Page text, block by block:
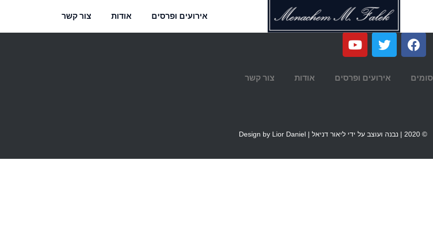
אירועים ופרסים אודות צור קשר
אירועים ופרסים אודות צור קשר
© 2020 | נבנה ועוצב על ידי ליאור דניאל | Design by Lior Daniel